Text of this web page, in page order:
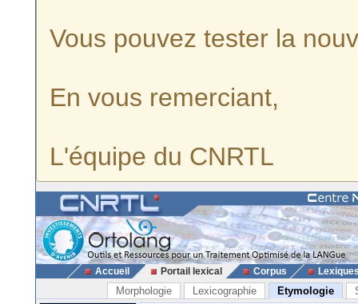
Vous pouvez tester la
En vous remerciant,
L'équipe du CNRTL
Accueil Portail lexical Corpus
Morphologie Lexicographie Etymologie